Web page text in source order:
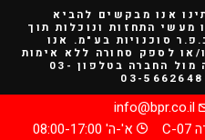
אנו מבקשים להביא
מעשי התחזות ונוכלות תוך
סוכנויות בע"מ. אנו
או לספק סחורה ללא אימות
מוקדם של פרטי העיסקה מול החברה בטלפון 03-
info@bpr.co.il
א'-ה' 08:00-17:00